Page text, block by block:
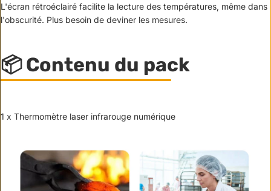
L'écran rétroéclairé facilite la lecture des températures, même dans
l'obscurité. Plus besoin de deviner les mesures.
📦 Contenu du pack
1 x Thermomètre laser infrarouge numérique